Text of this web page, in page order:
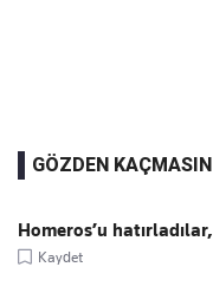
GÖZDEN KAÇMASIN
Homeros’u
Kaydet